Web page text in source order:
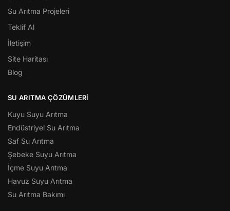
Su Arıtma Projeleri
Teklif Al
İletişim
Site Haritası
Blog
SU ARITMA ÇÖZÜMLERI
Kuyu Suyu Arıtma
Endüstriyel Su Arıtma
Saf Su Arıtma
Şebeke Suyu Arıtma
İçme Suyu Arıtma
Havuz Suyu Arıtma
Su Arıtma Bakımı